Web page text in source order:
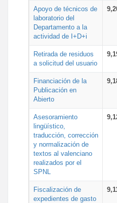
Apoyo de técnicos de
laboratorio del
Departamento a la
actividad de I+D+i
Retirada de residuos
a solicitud del usuario
Financiación de la
Publicación en
Abierto
Asesoramiento
lingüístico,
traducción, corrección
y normalización de
textos al valenciano
realizados por el
SPNL
Fiscalización de
expedientes de gasto